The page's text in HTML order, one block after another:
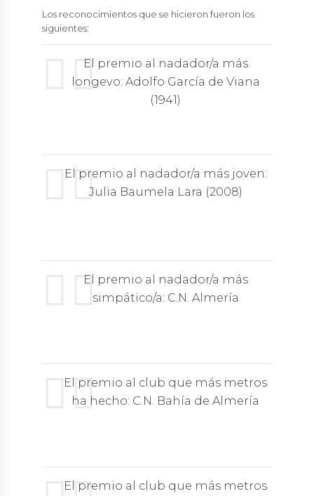
Los reconocimientos que se hicieron fueron los
siguientes:
El premio al nadador/a más
longevo: Adolfo García de Viana
(1941)
El premio al nadador/a más joven:
Julia Baumela Lara (2008)
El premio al nadador/a más
simpático/a: C.N. Almería
El premio al club que más metros
ha hecho: C.N. Bahía de Almería
El premio al club que más metros